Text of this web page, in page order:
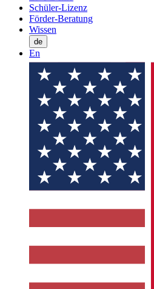
Schüler-Lizenz
Förder-Beratung
Wissen
de
En